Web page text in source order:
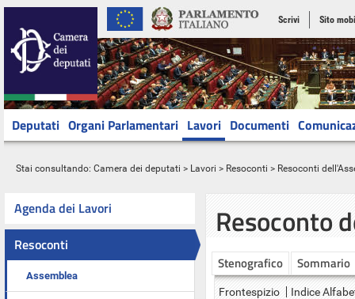
Scrivi Sito
Deputati Organi Parlamentari Lavori Documenti
Stai consultando: Camera dei deputati > Lavori > Resoconti > Resoconti
Agenda dei Lavori
Resoconti
Assemblea
Resoconto
Stenografico Sommario
Frontespizio Indice